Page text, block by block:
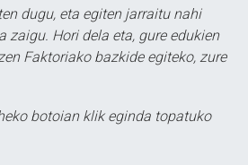
dugu, eta egiten jarraitu nahi
zaigu. Hori dela eta, gure edukien
Faktoriako bazkide egiteko, zure
botoian klik eginda topatuko